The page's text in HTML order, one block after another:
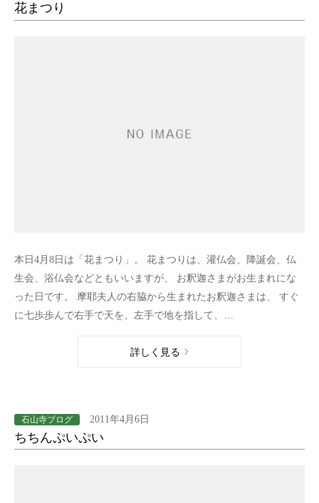
花まつり
本日4月8日は「花まつり」。 花まつりは、灌仏会、降誕会、仏
生会、浴仏会などともいいますが、 お釈迦さまがお生まれにな
った日です。 摩耶夫人の右脇から生まれたお釈迦さまは、 すぐ
に七歩歩んで右手で天を、左手で地を指して、…
詳しく見る
石山寺ブログ 2011年4月6日
ちちんぷいぷい